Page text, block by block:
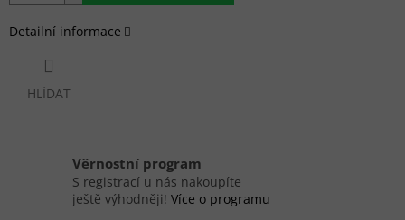
Detailní informace
HLÍDAT
Věrnostní program
S registrací u nás nakoupíte
ještě výhodněji! Více o programu